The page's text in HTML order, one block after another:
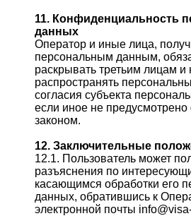
11. Конфиденциальность
данных
Оператор и иные лица,
персональным данным,
раскрывать третьим лицам и
распространять
согласия субъекта
если иное не
законом.
12. Заключительные
12.1. Пользователь может
разъяснения по
касающимся обработки его
данных, обратившись к
электронной почты